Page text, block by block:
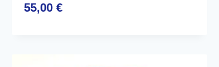
55,00 €